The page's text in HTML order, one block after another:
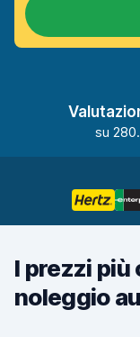
su
I prezzi più
noleggio